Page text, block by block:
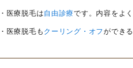
・医療脱毛は自由診療です。内容をよ
・医療脱毛もクーリング・オフができ